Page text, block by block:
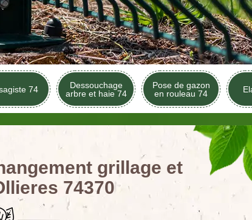
74
Dessouchage
arbre et haie 74
Pose de gazon
en rouleau 74
grillage et
74370